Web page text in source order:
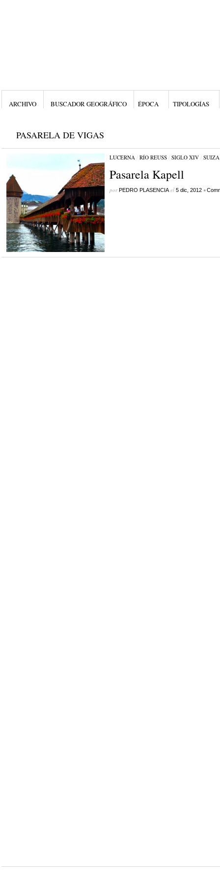
ARCHIVO BUSCADOR GEOGRÁFICO ÉPOCA TIPOLOGÍAS
PASARELA DE VIGAS
LUCERNA/ RÍO REUSS/ SIGLO XIV/ SUIZA
Pasarela Kapell
porPEDRO PLASENCIAel 5 dic, 2012 •